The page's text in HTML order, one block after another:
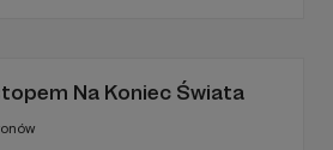
Na Koniec Świata